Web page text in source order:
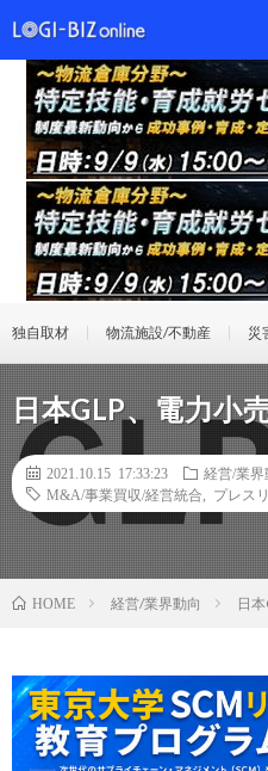
独自取材 物流施設/不動産 災
日本GLP、電力小
2021.10.15 17:33:23
経営/業界
M&A/事業買収/経営統合
プレス
HOME 経営/業界動向 日